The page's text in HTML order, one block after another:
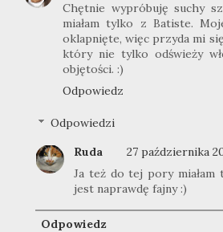
Chętnie wypróbuję suchy
miałam tylko z Batiste.
oklapnięte, więc przyda mi
który nie tylko odświeży
objętości. :)
Odpowiedz
Odpowiedzi
Ruda
27 października
Ja też do tej pory miałam
jest naprawdę fajny :)
Odpowiedz